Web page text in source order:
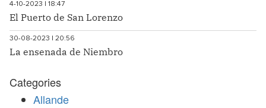
4-10-2023 | 18:47
El Puerto de San Lorenzo
30-08-2023 | 20:56
La ensenada de Niembro
Categories
Allande